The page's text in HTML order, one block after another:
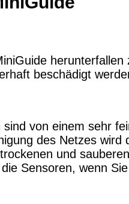
beschädigt
sind von einem sehr
des Netzes
und
Sensoren, wenn